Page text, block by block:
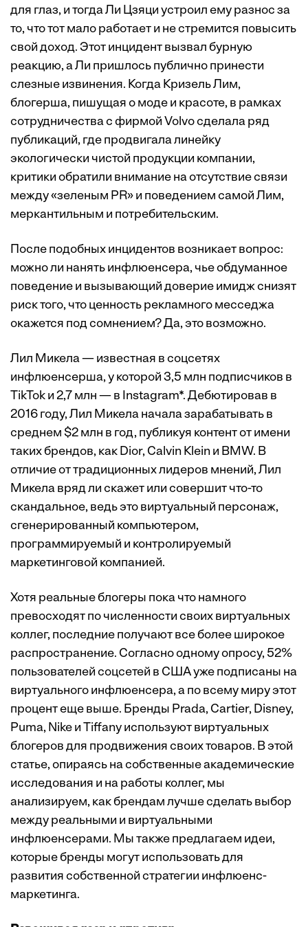
для глаз, и тогда Ли Цзяци устроил ему разнос за
то, что тот мало работает и не стремится повысить
свой доход. Этот инцидент вызвал бурную
реакцию, а Ли пришлось публично принести
слезные извинения. Когда Кризель Лим,
блогерша, пишущая о моде и красоте, в рамках
сотрудничества с фирмой Volvo сделала ряд
публикаций, где продвигала линейку
экологически чистой продукции компании,
критики обратили внимание на отсутствие связи
между «зеленым PR» и поведением самой Лим,
меркантильным и потребительским.
После подобных инцидентов возникает вопрос:
можно ли нанять инфлюенсера, чье обдуманное
поведение и вызывающий доверие имидж снизят
риск того, что ценность рекламного месседжа
окажется под сомнением? Да, это возможно.
Лил Микела — известная в соцсетях
инфлюенсерша, у которой 3,5 млн подписчиков в
TikTok и 2,7 млн — в Instagram*. Дебютировав в
2016 году, Лил Микела начала зарабатывать в
среднем $2 млн в год, публикуя контент от имени
таких брендов, как Dior, Calvin Klein и BMW. В
отличие от традиционных лидеров мнений, Лил
Микела вряд ли скажет или совершит что-то
скандальное, ведь это виртуальный персонаж,
сгенерированный компьютером,
программируемый и контролируемый
маркетинговой компанией.
Хотя реальные блогеры пока что намного
превосходят по численности своих виртуальных
коллег, последние получают все более широкое
распространение. Согласно одному опросу, 52%
пользователей соцсетей в США уже подписаны на
виртуального инфлюенсера, а по всему миру этот
процент еще выше. Бренды Prada, Cartier, Disney,
Puma, Nike и Tiffany используют виртуальных
блогеров для продвижения своих товаров. В этой
статье, опираясь на собственные академические
исследования и на работы коллег, мы
анализируем, как брендам лучше сделать выбор
между реальными и виртуальными
инфлюенсерами. Мы также предлагаем идеи,
которые бренды могут использовать для
развития собственной стратегии инфлюенс-
маркетинга.